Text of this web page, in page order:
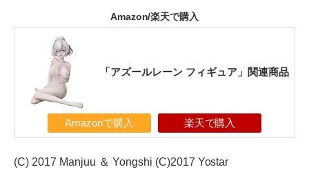
Amazon/楽天で購入
「アズールレーン フィギュア」関連商品
Amazonで購入 楽天で購入
(C) 2017 Manjuu ＆ Yongshi (C)2017 Yostar